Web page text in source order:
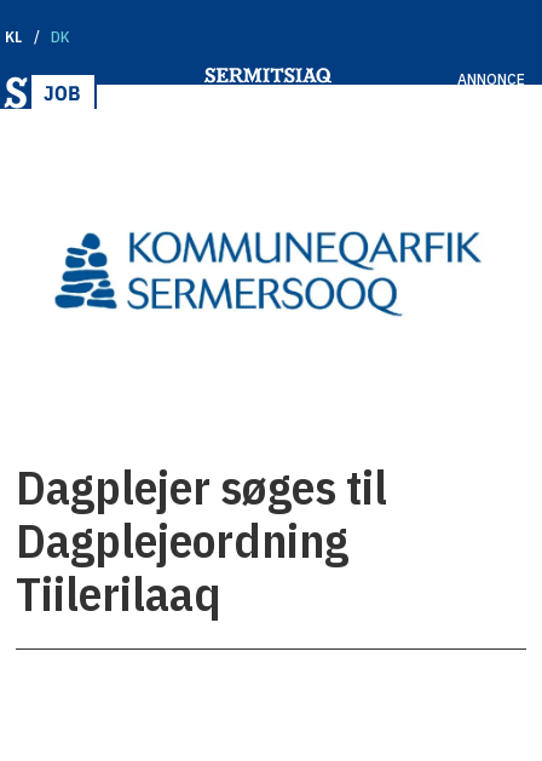
KL DK
ANNONCE
Dagplejer søges til
Dagplejeordning
Tiilerilaaq